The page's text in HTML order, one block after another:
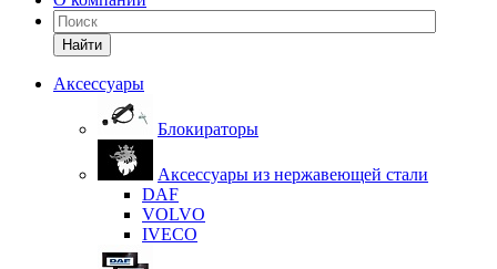
Найти
Аксессуары
Блокираторы
Аксессуары из нержавеющей стали
DAF
VOLVO
IVECO